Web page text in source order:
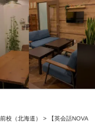
クールブロ
校（北海道） >
【英会話NOVA